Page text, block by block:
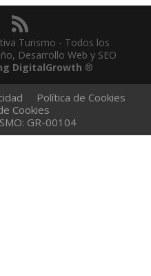
Turismo - Todos los
Desarrollo Web y SEO
DigitalGrowth ®
Política de Cookies
Cookies
GR-00104